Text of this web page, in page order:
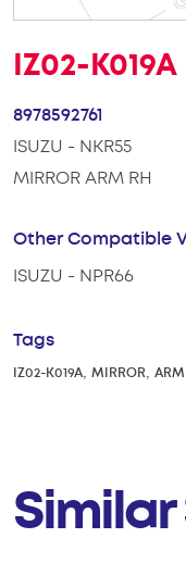
IZ02-K019A
8978592761
ISUZU - NKR55
MIRROR ARM RH
Other Compatible
ISUZU - NPR66
Tags
IZ02-K019A, MIRROR, ARM